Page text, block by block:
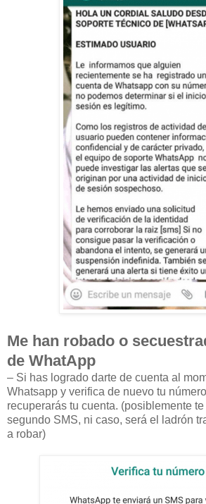
Me han robado o
de WhatApp
– Si has logrado darte de cuenta al
Whatsapp y verifica de nuevo tu
recuperarás tu cuenta. (posiblemente
segundo SMS, ni caso, será el ladrón
a robar)